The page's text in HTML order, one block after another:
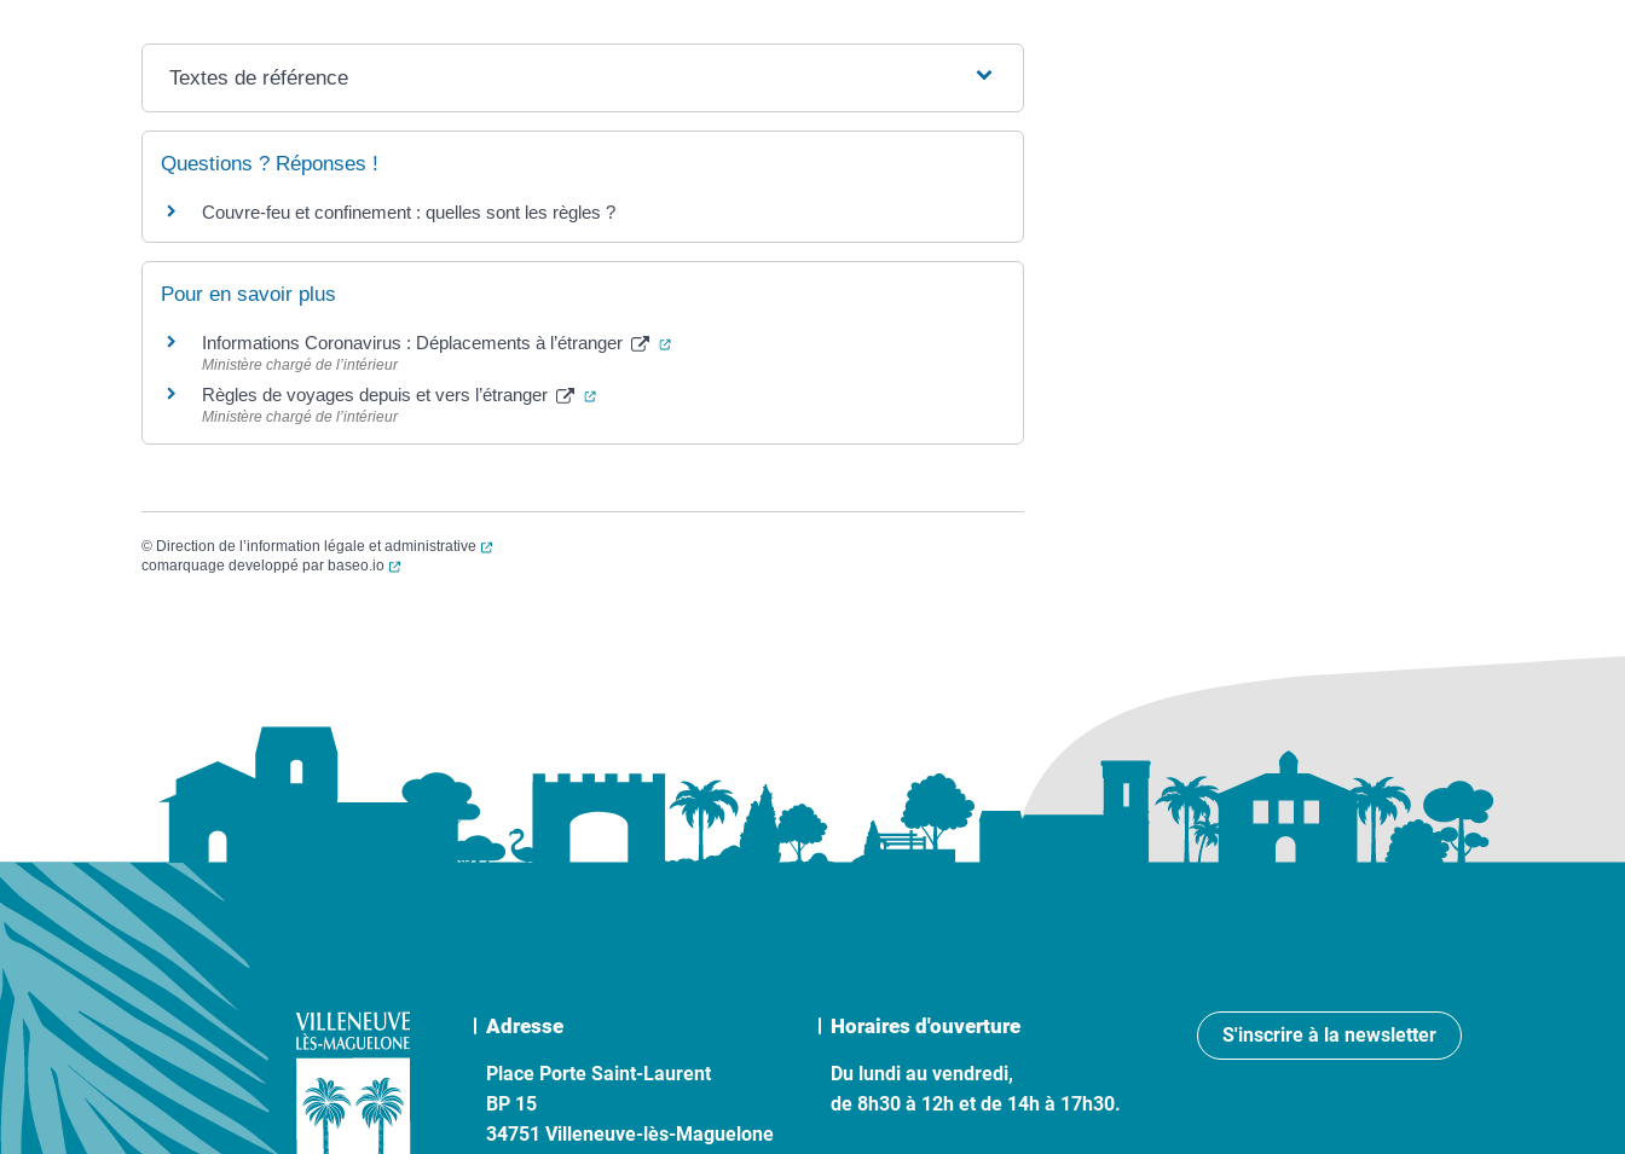
Textes de référence
Questions ? Réponses !
Couvre-feu et confinement : quelles sont les règles ?
Pour en savoir plus
Informations Coronavirus : Déplacements à l’étranger (ouverture dans un nouvel onglet)
Ministère chargé de l’intérieur
Règles de voyages depuis et vers l’étranger (ouverture dans un nouvel onglet)
Ministère chargé de l’intérieur
© Direction de l’information légale et administrative
(ouverture dans un nouvel onglet)
comarquage developpé par baseo.io (ouverture dans un nouvel onglet)
Adresse
Place Porte Saint-Laurent
BP 15
34751 Villeneuve-lès-Maguelone
Horaires d'ouverture
Du lundi au vendredi,
de 8h30 à 12h et de 14h à 17h30.
S'inscrire à la newsletter